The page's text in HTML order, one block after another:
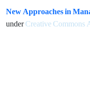
New Approaches in
underCreative